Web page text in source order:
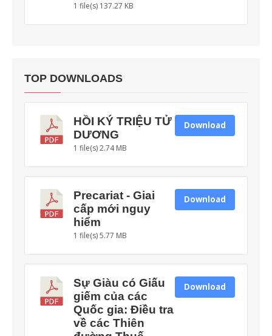
1 file(s) 137.27 KB
TOP DOWNLOADS
HỒI KÝ TRIỆU TỬ
DƯƠNG
1 file(s)2.74 MB
Download
Precariat - Giai
cấp mới nguy
hiểm
1 file(s)5.77 MB
Download
Sự Giàu có Giấu
giếm của các
Quốc gia: Điều tra
về các Thiên
Download